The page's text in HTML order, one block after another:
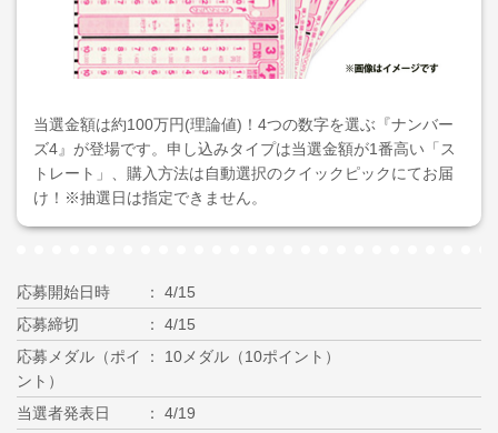
当選金額は約100万円(理論値)！4つの数字を選ぶ『ナンバー
ズ4』が登場です。申し込みタイプは当選金額が1番高い「ス
トレート」、購入方法は自動選択のクイックピックにてお届
け！※抽選日は指定できません。
応募開始日時
4/15
応募締切
4/15
応募メダル（ポイ
ント）
10メダル（10ポイント）
当選者発表日
4/19